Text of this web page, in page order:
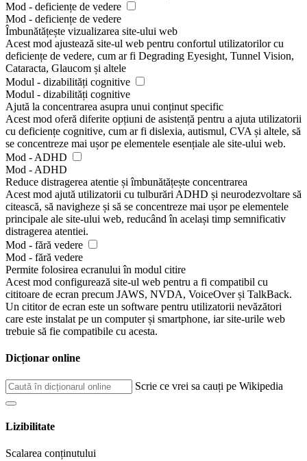
Mod - deficiențe de vedere
Mod - deficiențe de vedere
Îmbunătățește vizualizarea site-ului web
Acest mod ajustează site-ul web pentru confortul utilizatorilor cu
deficiențe de vedere, cum ar fi Degrading Eyesight, Tunnel Vision,
Cataracta, Glaucom și altele
Modul - dizabilități cognitive
Modul - dizabilități cognitive
Ajută la concentrarea asupra unui conținut specific
Acest mod oferă diferite opțiuni de asistență pentru a ajuta utilizatorii
cu deficiențe cognitive, cum ar fi dislexia, autismul, CVA și altele, să
se concentreze mai ușor pe elementele esențiale ale site-ului web.
Mod - ADHD
Mod - ADHD
Reduce distragerea atentie și îmbunătățește concentrarea
Acest mod ajută utilizatorii cu tulburări ADHD și neurodezvoltare să
citească, să navigheze și să se concentreze mai ușor pe elementele
principale ale site-ului web, reducând în același timp semnificativ
distragerea atentiei.
Mod - fără vedere
Mod - fără vedere
Permite folosirea ecranului în modul citire
Acest mod configurează site-ul web pentru a fi compatibil cu
cititoare de ecran precum JAWS, NVDA, VoiceOver și TalkBack.
Un cititor de ecran este un software pentru utilizatorii nevăzători
care este instalat pe un computer și smartphone, iar site-urile web
trebuie să fie compatibile cu acesta.
Dicționar online
Scrie ce vrei sa cauți pe Wikipedia
Lizibilitate
Scalarea conținutului